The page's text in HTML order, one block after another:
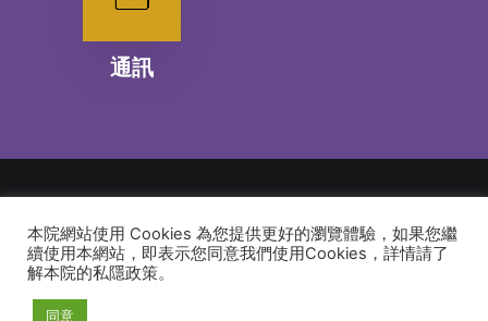
通訊
© 2026 建道神學院Alliance Bible Seminary. All rights reserved
本院網站使用 Cookies 為您提供更好的瀏覽體驗，如果您繼
續使用本網站，即表示您同意我們使用Cookies，詳情請了
解本院的私隱政策。
同意